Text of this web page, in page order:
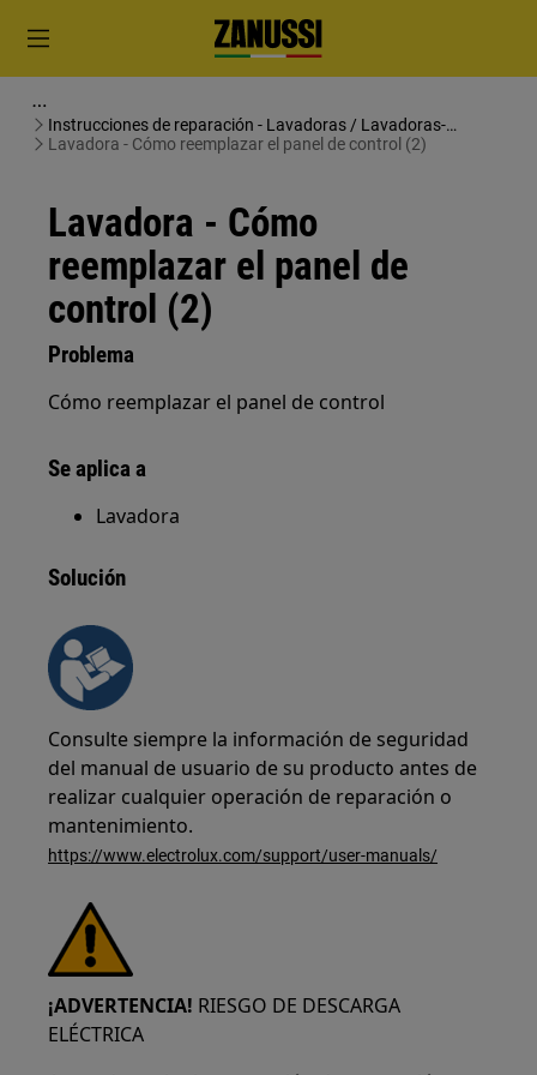
Instrucciones de reparación - Lavadoras / Lavadoras-
secadoras
Lavadora - Cómo reemplazar el panel de control (2)
Lavadora - Cómo
reemplazar el panel de
control (2)
Problema
Cómo reemplazar el panel de control
Se aplica a
Lavadora
Solución
Consulte siempre la información de seguridad
del manual de usuario de su producto antes de
realizar cualquier operación de reparación o
mantenimiento.
https://www.electrolux.com/support/user-manuals/
¡ADVERTENCIA! RIESGO DE DESCARGA
ELÉCTRICA